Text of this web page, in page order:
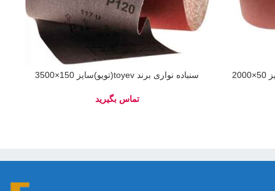
سنباده نواری برند کلینگ اسپور سایز 50×2000 سنباده نواری برند toyev(تویو)سایز 150×3500